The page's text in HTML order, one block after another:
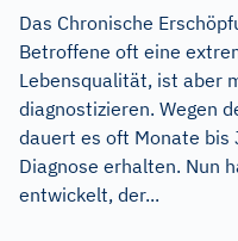
Das Chronische
Betroffene oft eine
Lebensqualität, ist aber
diagnostizieren. Wegen
dauert es oft Monate bis
Diagnose erhalten. Nun
entwickelt, der...